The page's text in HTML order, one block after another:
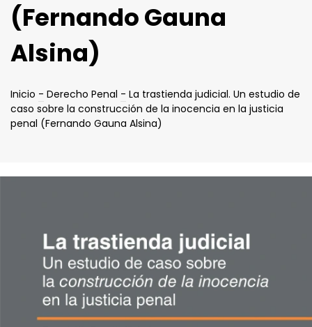
(Fernando Gauna
Alsina)
Inicio - Derecho Penal - La trastienda judicial. Un estudio de
caso sobre la construcción de la inocencia en la justicia
penal (Fernando Gauna Alsina)